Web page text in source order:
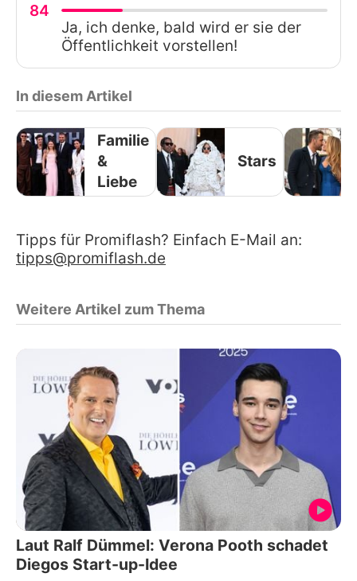
84
Ja, ich denke, bald wird er sie der
Öffentlichkeit vorstellen!
In diesem Artikel
Familie
&
Liebe
Stars
Tipps für Promiflash? Einfach E-Mail an:
tipps@promiflash.de
Weitere Artikel zum Thema
Laut Ralf Dümmel: Verona Pooth schadet
Diegos Start-up-Idee